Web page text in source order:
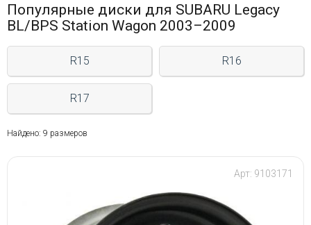
Популярные диски для SUBARU Legacy
BL/BPS Station Wagon 2003–2009
R15 R16
R17
Найдено: 9 размеров
Арт: 9103171